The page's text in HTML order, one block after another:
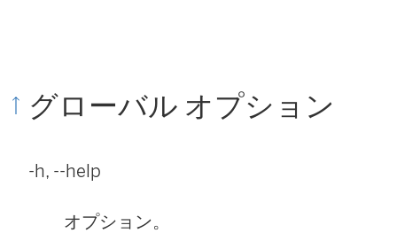
グローバル オプション
-h, --help
オプション。